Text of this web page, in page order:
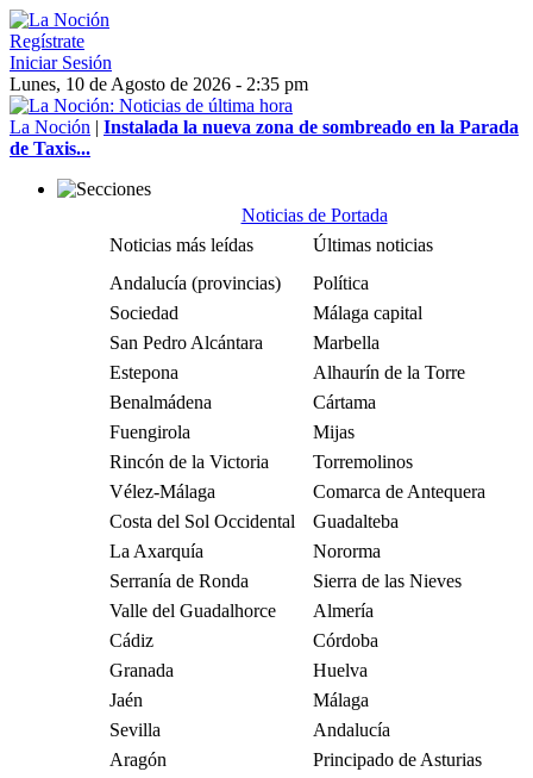
Regístrate
Iniciar Sesión
Lunes, 10 de Agosto de 2026 - 2:35 pm
La Noción | Instalada la nueva zona de sombreado en la Parada
de Taxis...
Noticias de Portada
Noticias más leídas
Últimas noticias
Andalucía (provincias)
Política
Sociedad
Málaga capital
San Pedro Alcántara
Marbella
Estepona
Alhaurín de la Torre
Benalmádena
Cártama
Fuengirola
Mijas
Rincón de la Victoria
Torremolinos
Vélez-Málaga
Comarca de Antequera
Costa del Sol Occidental
Guadalteba
La Axarquía
Nororma
Serranía de Ronda
Sierra de las Nieves
Valle del Guadalhorce
Almería
Cádiz
Córdoba
Granada
Huelva
Jaén
Málaga
Sevilla
Andalucía
Aragón
Principado de Asturias